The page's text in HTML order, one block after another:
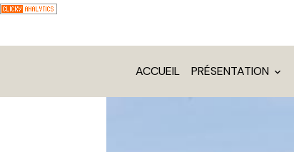
ACCUEIL PRÉSENTATION